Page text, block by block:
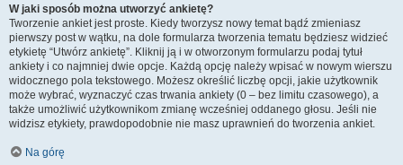
W jaki sposób można utworzyć ankietę?
Tworzenie ankiet jest proste. Kiedy tworzysz nowy temat bądź zmieniasz
pierwszy post w wątku, na dole formularza tworzenia tematu będziesz widzieć
etykietę “Utwórz ankietę”. Kliknij ją i w otworzonym formularzu podaj tytuł
ankiety i co najmniej dwie opcje. Każdą opcję należy wpisać w nowym wierszu
widocznego pola tekstowego. Możesz określić liczbę opcji, jakie użytkownik
może wybrać, wyznaczyć czas trwania ankiety (0 – bez limitu czasowego), a
także umożliwić użytkownikom zmianę wcześniej oddanego głosu. Jeśli nie
widzisz etykiety, prawdopodobnie nie masz uprawnień do tworzenia ankiet.
Na górę